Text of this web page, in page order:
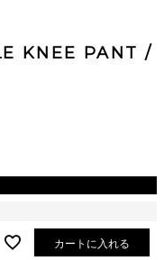
KNEE PANT /
カートに入れる